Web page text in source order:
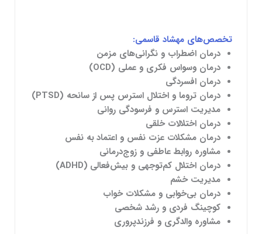
تخصص‌های مهشاد قاسمی:
درمان اضطراب و نگرانی‌های مزمن
درمان وسواس فکری و عملی (OCD)
درمان افسردگی
درمان تروما و اختلال استرس پس از سانحه (PTSD)
مدیریت استرس و فرسودگی روانی
درمان اختلالات خلقی
درمان مشکلات عزت نفس و اعتماد به نفس
مشاوره روابط عاطفی و زوج‌درمانی
درمان اختلال کم‌توجهی و بیش‌فعالی (ADHD)
مدیریت خشم
درمان بی‌خوابی و مشکلات خواب
کوچینگ فردی و رشد شخصی
مشاوره والدگری و فرزندپروری